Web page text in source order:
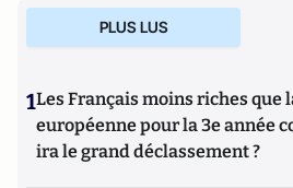
PLUS LUS
1Les Français moins riches que
européenne pour la 3e année
ira le grand déclassement ?